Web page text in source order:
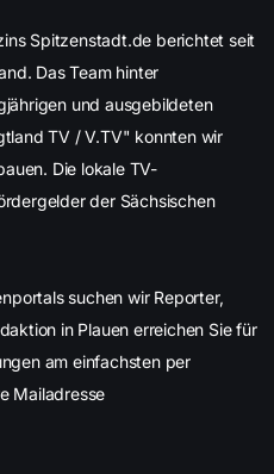
Spitzenstadt.de berichtet seit
Das Team hinter
und ausgebildeten
TV / V.TV" konnten wir
Die lokale TV-
der Sächsischen
suchen wir Reporter,
in Plauen erreichen Sie für
am einfachsten per
Mailadresse